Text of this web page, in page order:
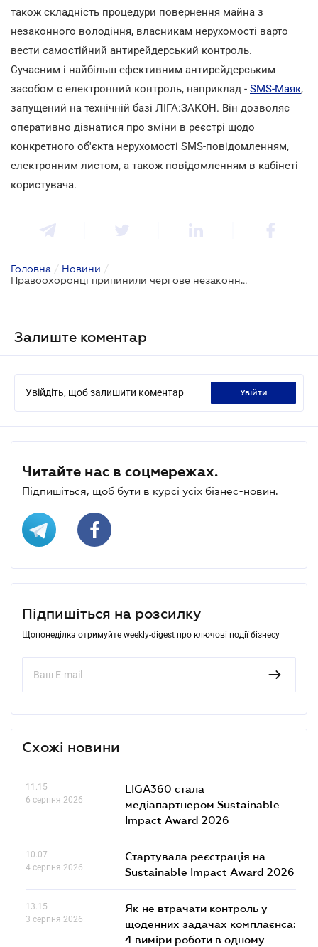
також складність процедури повернення майна з
незаконного володіння, власникам нерухомості варто
вести самостійний антирейдерський контроль.
Сучасним і найбільш ефективним антирейдерським
засобом є електронний контроль, наприклад - SMS-Маяк,
запущений на технічній базі ЛІГА:ЗАКОН. Він дозволяє
оперативно дізнатися про зміни в реєстрі щодо
конкретного об'єкта нерухомості SMS-повідомленням,
електронним листом, а також повідомленням в кабінеті
користувача.
Головна / Новини /
Правоохоронці припинили чергове незаконне втручання в реєстр нерухомості
Залиште коментар
Увійдіть, щоб залишити коментар увійти
Читайте нас в соцмережах.
Підпишіться, щоб бути в курсі усіх бізнес-новин.
Підпишіться на розсилку
Щопонеділка отримуйте weekly-digest про ключові події бізнесу
Схожі новини
11.15
6 серпня 2026
LIGA360 стала
медіапартнером Sustainable
Impact Award 2026
10.07
4 серпня 2026
Стартувала реєстрація на
Sustainable Impact Award 2026
13.15
3 серпня 2026
Як не втрачати контроль у
щоденних задачах комплаєнса:
4 виміри роботи в одному